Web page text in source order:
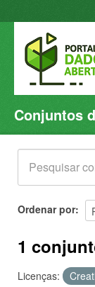
Conjuntos de
Organizações
Grupos
Sobre
Conjuntos
Ordenar por
1
Licenças: